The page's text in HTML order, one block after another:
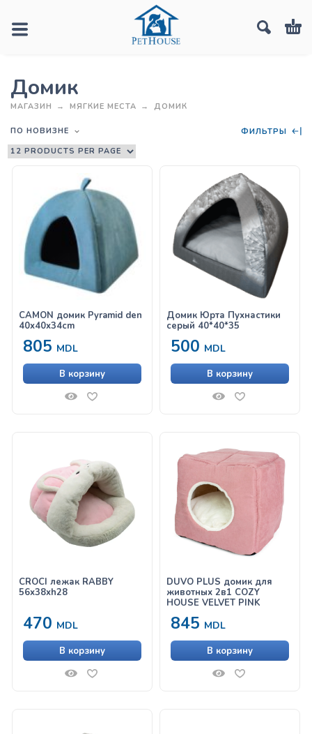
Домик
МАГАЗИН МЯГКИЕ МЕСТА ДОМИК
ПО НОВИЗНЕ ФИЛЬТРЫ
CAMON домик Pyramid den
40x40x34cm
805 MDL
В корзину
Домик Юрта Пухнастики
серый 40*40*35
500 MDL
В корзину
CROCI лежак RABBY
56x38xh28
470 MDL
В корзину
DUVO PLUS домик для
животных 2в1 COZY
HOUSE VELVET PINK
845 MDL
В корзину